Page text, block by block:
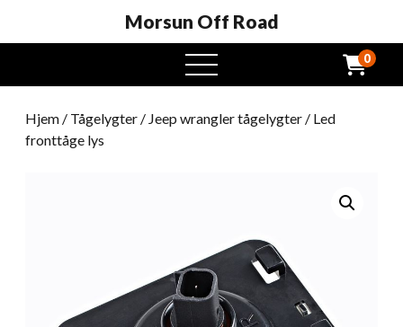
Morsun Off Road
Åben
menu
0
Hjem / Tågelygter / Jeep wrangler tågelygter / Led
fronttåge lys